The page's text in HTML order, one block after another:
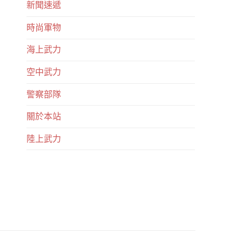
新聞速遞
時尚軍物
海上武力
空中武力
警察部隊
關於本站
陸上武力